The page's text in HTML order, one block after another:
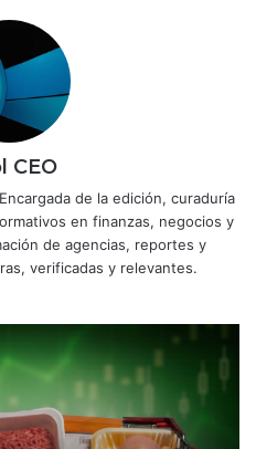
CEO
de la edición, curaduría
en finanzas, negocios y
de agencias, reportes y
verificadas y relevantes.